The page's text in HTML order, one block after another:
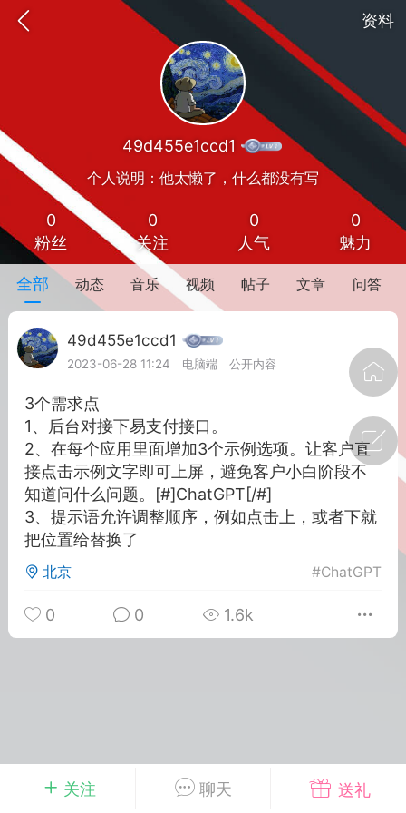
资料
29 10:10 电脑端 智狐AI工作台
中英翻译
事想用上客户端...
#智狐AI工作台
1 22
聚合API
龙坤智创合作品牌
26 00:53
电脑端
者怎么接入Claude Opus 5 ？智创聚合
调用
可选择的最强模型。
注接入效率、调用成本和企业报销流程
关注 聊天 送礼
49d455e1ccd1
个人说明：他太懒了，什么都没有写
0
粉丝
0
关注
0
人气
0
魅力
全部 动态 音乐 视频 帖子 文章 问答
49d455e1ccd1
2023-06-28 11:24 电脑端 公开内容
3个需求点
1、后台对接下易支付接口。
2、在每个应用里面增加3个示例选项。让客户直
接点击示例文字即可上屏，避免客户小白阶段不
知道问什么问题。[#]ChatGPT[/#]
3、提示语允许调整顺序，例如点击上，或者下就
把位置给替换了
北京 #ChatGPT
0 0 1.6k